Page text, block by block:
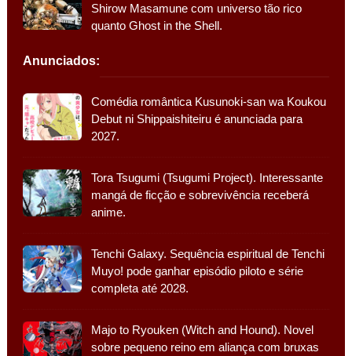
Shirow Masamune com universo tão rico
quanto Ghost in the Shell.
Anunciados:
Comédia romântica Kusunoki-san wa Koukou
Debut ni Shippaishiteiru é anunciada para
2027.
Tora Tsugumi (Tsugumi Project). Interessante
mangá de ficção e sobrevivência receberá
anime.
Tenchi Galaxy. Sequência espiritual de Tenchi
Muyo! pode ganhar episódio piloto e série
completa até 2028.
Majo to Ryouken (Witch and Hound). Novel
sobre pequeno reino em aliança com bruxas